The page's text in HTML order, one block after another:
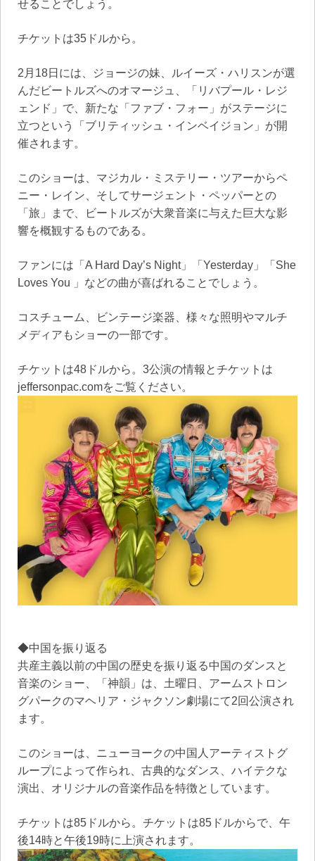
せることでしょう。
チケットは35ドルから。
2月18日には、ジョージの妹、ルイーズ・ハリスンが選
んだビートルズへのオマージュ、「リバプール・レジ
ェンド」で、新たな「ファブ・フォー」がステージに
立つという「ブリティッシュ・インベイジョン」が開
催されます。
このショーは、マジカル・ミステリー・ツアーからペ
ニー・レイン、そしてサージェント・ペッパーとの
「旅」まで、ビートルズが大衆音楽に与えた巨大な影
響を概観するものである。
ファンには「A Hard Day’s Night」「Yesterday」「She
Loves You 」などの曲が喜ばれることでしょう。
コスチューム、ビンテージ楽器、様々な照明やマルチ
メディアもショーの一部です。
チケットは48ドルから。3公演の情報とチケットは
jeffersonpac.comをご覧ください。
◆中国を振り返る
共産主義以前の中国の歴史を振り返る中国のダンスと
音楽のショー、「神韻」は、土曜日、アームストロン
グパークのマヘリア・ジャクソン劇場にて2回公演され
ます。
このショーは、ニューヨークの中国人アーティストグ
ループによって作られ、古典的なダンス、ハイテクな
演出、オリジナルの音楽作品を特徴としています。
チケットは85ドルから。チケットは85ドルからで、午
後14時と午後19時に上演されます。